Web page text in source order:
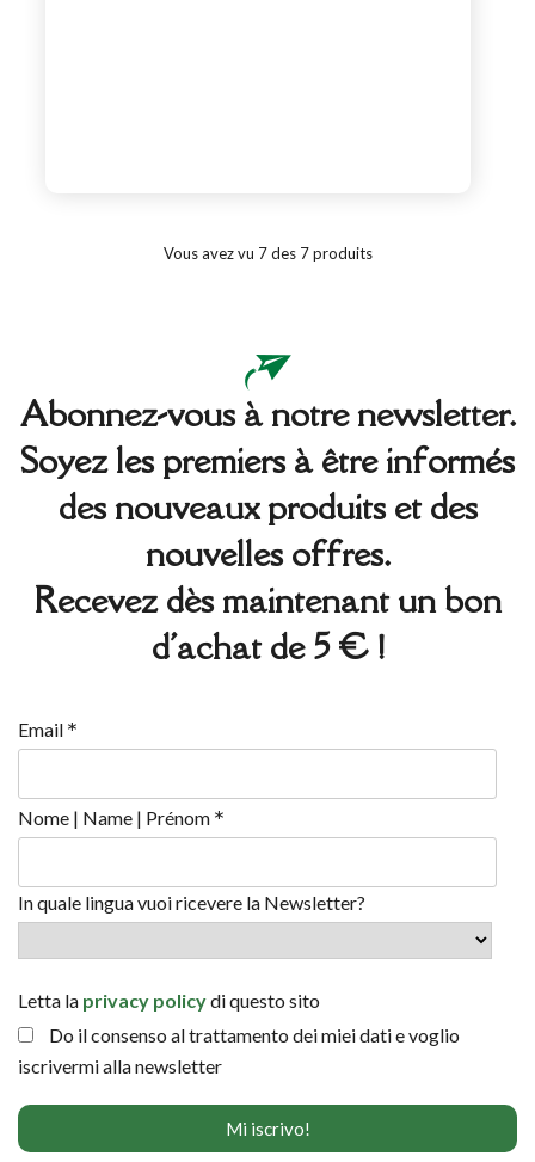
Vous avez vu 7 des 7 produits
Abonnez-vous à notre newsletter.
Soyez les premiers à être informés
des nouveaux produits et des
nouvelles offres.
Recevez dès maintenant un bon
d'achat de 5 € !
Email *
Nome | Name | Prénom *
In quale lingua vuoi ricevere la Newsletter?
Letta la privacy policydi questo sito
Do il consenso al trattamento dei miei dati e voglio
iscrivermi alla newsletter